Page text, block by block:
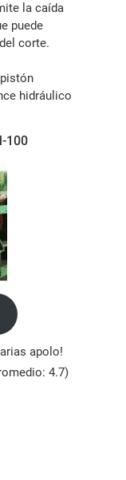
la caída
puede
corte.
hidráulico
100
apolo!
4.7)